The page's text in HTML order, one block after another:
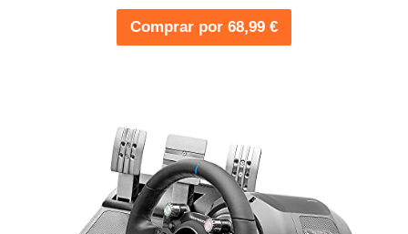
Comprar por 68,99 €